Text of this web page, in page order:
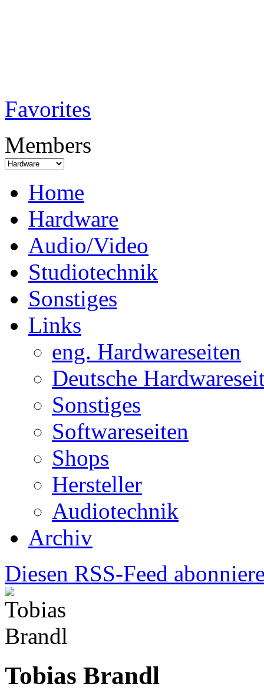
Favorites
Members
Home
Hardware
Audio/Video
Studiotechnik
Sonstiges
Links
eng. Hardwareseiten
Deutsche
Sonstiges
Softwareseiten
Shops
Hersteller
Audiotechnik
Archiv
Diesen RSS-Feed
Tobias Brandl